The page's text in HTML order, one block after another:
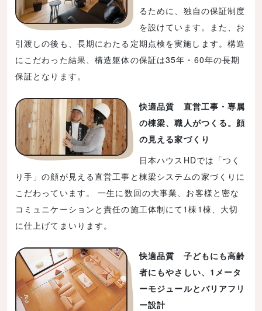
るために、独自の保証制度
を設けています。また、お
引渡しの後も、長期にわたる定期点検を実施します。構造
にこだわった結果、構造躯体の保証は35年・60年の長期
保証となります。
快適品質 直営工事・専属
の棟梁、職人がつくる。顔
の見える家づくり
日本ハウスHDでは「つく
り手」の顔が見える直営工事と棟梁システムの家づくりに
こだわっています。 一生に数回の大事業、お客様と密な
コミュニケーションと責任の施工体制にて1棟1棟、大切
に仕上げてまいります。
快適品質 子どもにも高齢
者にもやさしい、1メータ
ーモジュールとバリアフリ
ー設計